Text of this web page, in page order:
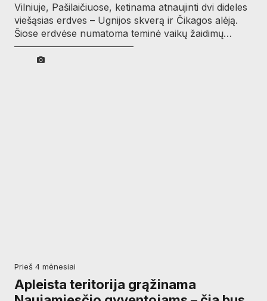
Vilniuje, Pašilaičiuose, ketinama atnaujinti dvi dideles
viešąsias erdves – Ugnijos skverą ir Čikagos alėją.
Šiose erdvėse numatoma teminė vaikų žaidimų…
prieš 4 mėnesiai
Apleista teritorija grąžinama